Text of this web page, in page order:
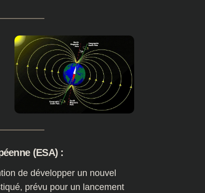
(ESA) :
de développer un nouvel
prévu pour un lancement